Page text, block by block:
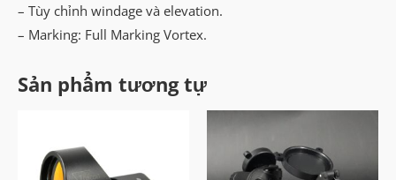
– Tùy chỉnh windage và elevation.
– Marking: Full Marking Vortex.
Sản phẩm tương tự